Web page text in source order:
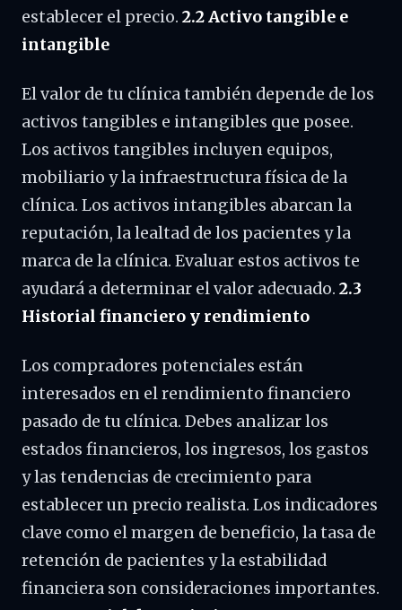
establecer el precio. 2.2 Activo tangible e
intangible
El valor de tu clínica también depende de los
activos tangibles e intangibles que posee.
Los activos tangibles incluyen equipos,
mobiliario y la infraestructura física de la
clínica. Los activos intangibles abarcan la
reputación, la lealtad de los pacientes y la
marca de la clínica. Evaluar estos activos te
ayudará a determinar el valor adecuado. 2.3
Historial financiero y rendimiento
Los compradores potenciales están
interesados en el rendimiento financiero
pasado de tu clínica. Debes analizar los
estados financieros, los ingresos, los gastos
y las tendencias de crecimiento para
establecer un precio realista. Los indicadores
clave como el margen de beneficio, la tasa de
retención de pacientes y la estabilidad
financiera son consideraciones importantes.